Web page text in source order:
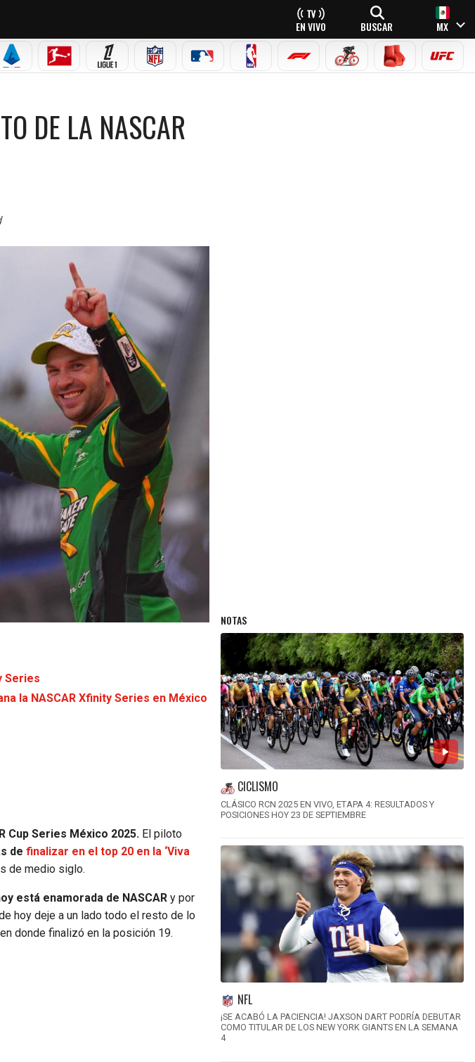
EN VIVO BUSCAR MX
LEAGUE
SERIE A BUNDESLIGALIGUE 1 NFL MLB NBA FÓRMULA 1CICLISMOBOXEO UFC
DE LA NASCAR
Series
la NASCAR Xfinity Series en México
Cup Series México 2025. El piloto
de finalizar en el top 20 en la ‘Viva
de medio siglo.
está enamorada de NASCAR y por
hoy deje a un lado todo el resto de lo
donde finalizó en la posición 19.
NOTAS
CICLISMO
CLÁSICO RCN 2025 EN VIVO, ETAPA 4: RESULTADOS Y
POSICIONES HOY 23 DE SEPTIEMBRE
NFL
¡SE ACABÓ LA PACIENCIA! JAXSON DART PODRÍA DEBUTAR
COMO TITULAR DE LOS NEW YORK GIANTS EN LA SEMANA
4